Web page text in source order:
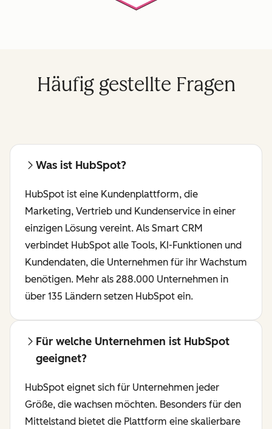
Häufig gestellte Fragen
Was ist HubSpot?
HubSpot ist eine Kundenplattform, die
Marketing, Vertrieb und Kundenservice in einer
einzigen Lösung vereint. Als Smart CRM
verbindet HubSpot alle Tools, KI-Funktionen und
Kundendaten, die Unternehmen für ihr Wachstum
benötigen. Mehr als 288.000 Unternehmen in
über 135 Ländern setzen HubSpot ein.
Für welche Unternehmen ist HubSpot
geeignet?
HubSpot eignet sich für Unternehmen jeder
Größe, die wachsen möchten. Besonders für den
Mittelstand bietet die Plattform eine skalierbare